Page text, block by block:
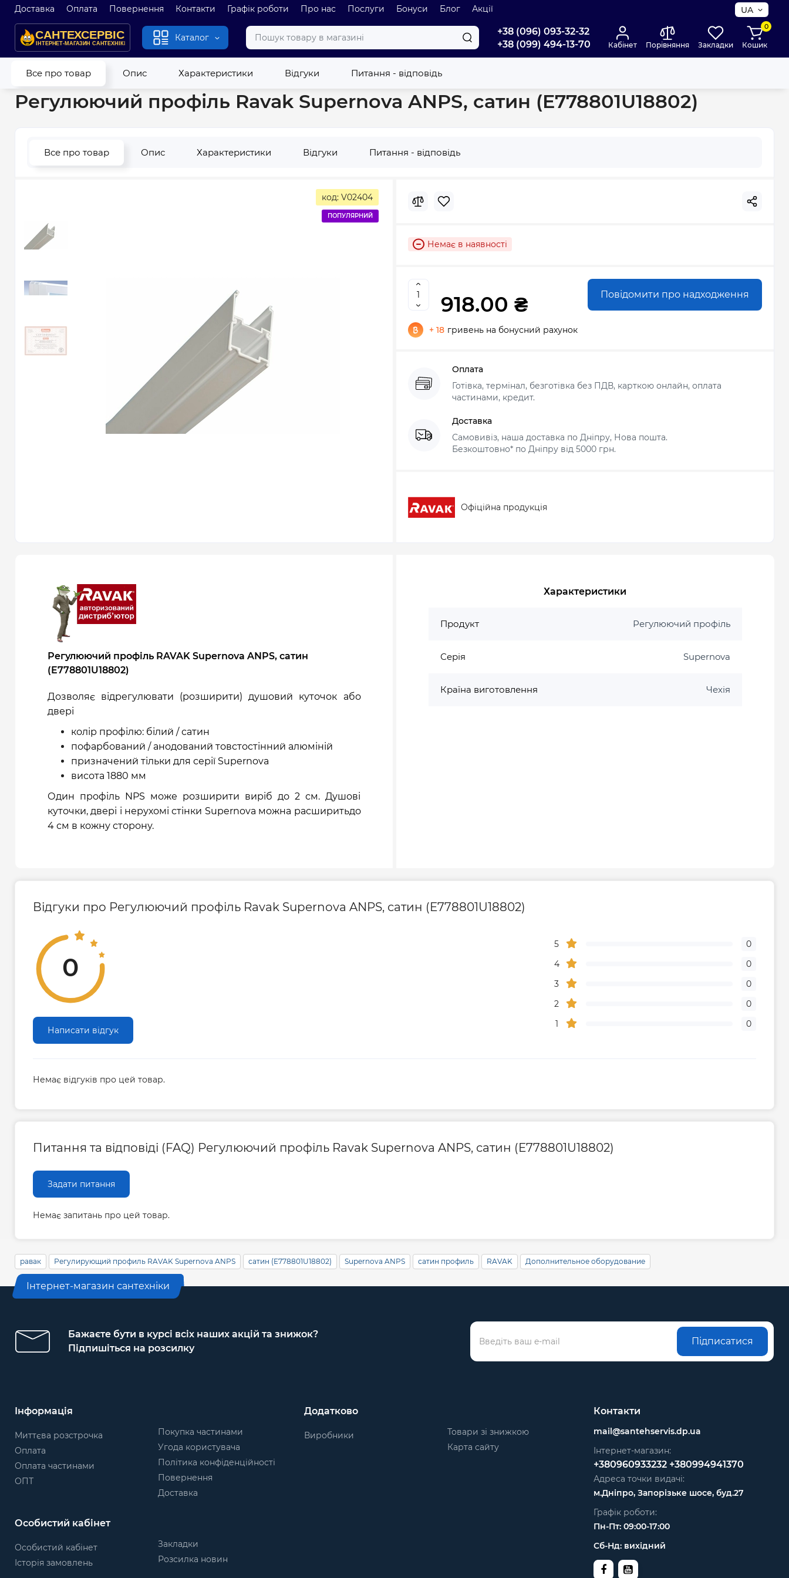
Доставка Оплата Повернення Контакти Графік роботи Про нас Послуги Бонуси Блог Акції UA
Каталог
+38 (096) 093-32-32
+38 (099) 494-13-70
Кабінет Порівняння Закладки
0
Кошик
Все про товар Опис Характеристики Відгуки Питання - відповідь
Головна Душові кабіни і гідробокси Додаткове обладнання Регулюючий профіль Ravak Supernova ANPS, сатин (E778801U18802)
Регулюючий профіль Ravak Supernova ANPS, сатин (E778801U18802)
Все про товар Опис Характеристики Відгуки Питання - відповідь
код: V02404
ПОПУЛЯРНИЙ
Немає в наявності
918.00 ₴ Повідомити про надходження
+ 18 гривень на бонусний рахунок
Оплата
Готівка, термінал, безготівка без ПДВ, карткою онлайн, оплата
частинами, кредит.
Доставка
Самовивіз, наша доставка по Дніпру, Нова пошта.
Безкоштовно* по Дніпру від 5000 грн.
Офіційна продукція
Регулюючий профіль RAVAK Supernova ANPS, сатин
(E778801U18802)
Дозволяє відрегулювати (розширити) душовий куточок або
двері
колір профілю: білий / сатин
пофарбований / анодований товстостінний алюміній
призначений тільки для серії Supernova
висота 1880 мм
Один профіль NPS може розширити виріб до 2 см. Душові
куточки, двері і нерухомі стінки Supernova можна расширитьдо
4 см в кожну сторону.
Характеристики
Продукт Регулюючий профіль
Серія Supernova
Країна виготовлення Чехія
Відгуки про Регулюючий профіль Ravak Supernova ANPS, сатин (E778801U18802)
0
Написати відгук
5
0
4
0
3
0
2
0
1
0
Немає відгуків про цей товар.
Питання та відповіді (FAQ) Регулюючий профіль Ravak Supernova ANPS, сатин (E778801U18802)
Задати питання
Немає запитань про цей товар.
равак Регулирующий профиль RAVAK Supernova ANPS сатин (E778801U18802) Supernova ANPS сатин профиль RAVAK Дополнительное оборудование
Інтернет-магазин сантехніки
Бажаєте бути в курсі всіх наших акцій та знижок?
Підпишіться на розсилку
Підписатися
Інформація
Миттєва розстрочка
Оплата
Оплата частинами
ОПТ
Покупка частинами
Угода користувача
Політика конфіденційності
Повернення
Доставка
Додатково
Виробники
Товари зі знижкою
Карта сайту
Особистий кабінет
Особистий кабінет
Історія замовлень
Закладки
Розсилка новин
Контакти
mail@santehservis.dp.ua
Інтернет-магазин:
+380960933232 +380994941370
Адреса точки видачі:
м.Дніпро, Запорізьке шосе, буд.27
Графік роботи:
Пн-Пт: 09:00-17:00
Сб-Нд: вихідний